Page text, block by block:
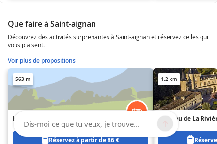
Que faire à Saint-aignan
Découvrez des activités surprenantes à Saint-aignan et réservez celles qui
vous plaisent.
Voir plus de propositions
563 m
Les Sarments des Tonnelles
Réservez à partir de 86 €
1.2 km
Château de La
Dis-moi ce que tu veux, je trouve...